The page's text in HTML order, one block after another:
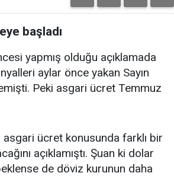
başladı
yapmış olduğu açıklamada
aylar önce yakan Sayın
Peki asgari ücret Temmuz
asgari ücret konusunda farklı bir
açıklamıştı. Şuan ki dolar
de döviz kurunun daha